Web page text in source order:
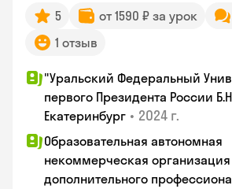
5 от 1590 ₽ за урок
1 отзыв
"Уральский Федеральный
первого Президента России
Екатеринбург • 2024 г.
Образовательная автономная
некоммерческая организация
дополнительного